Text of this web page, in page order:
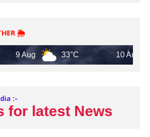
🌦️
33°C 10 Aug
:-
latest News